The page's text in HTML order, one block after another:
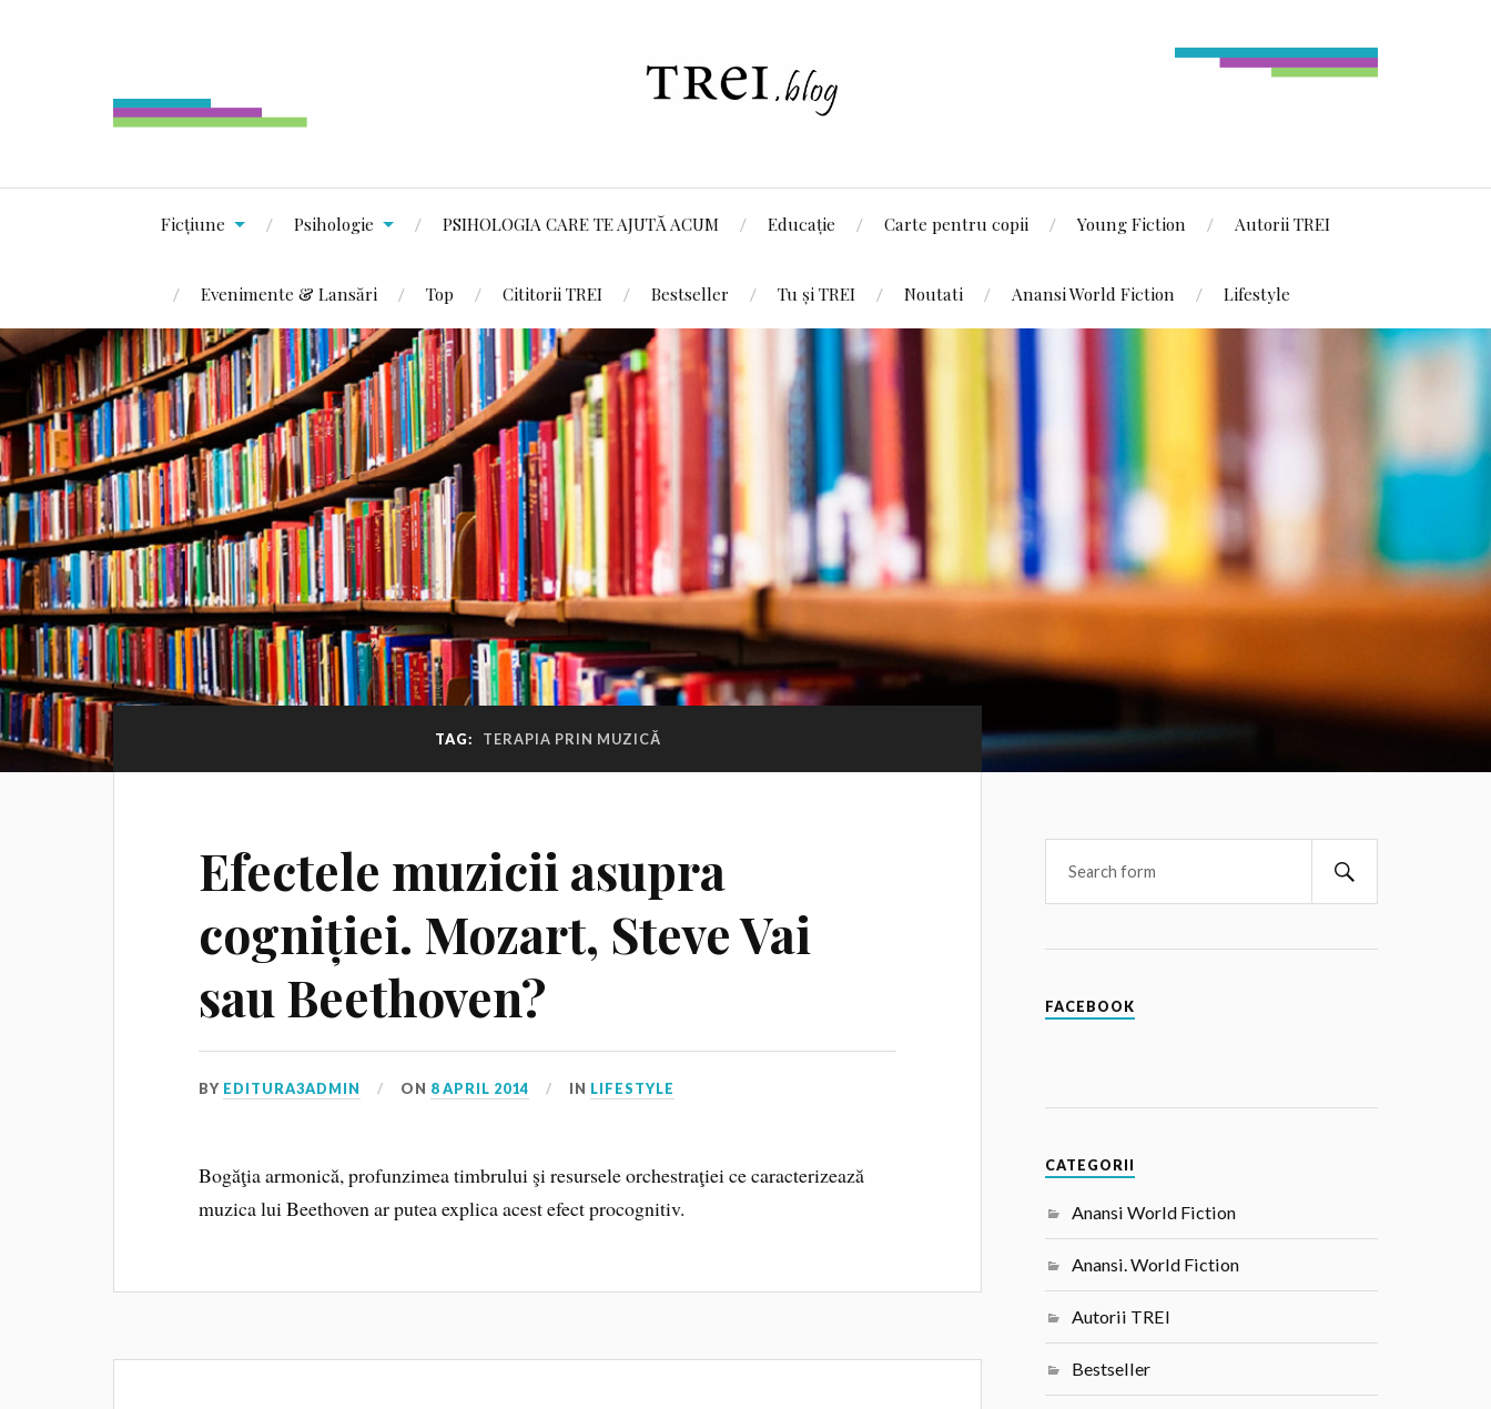
Ficțiune Psihologie PSIHOLOGIA CARE TE AJUTĂ ACUM Educație Carte pentru copii Young Fiction Autorii TREI
Evenimente & Lansări Top Cititorii TREI Bestseller Tu și TREI Noutati Anansi World Fiction Lifestyle
TAG: TERAPIA PRIN MUZICĂ
Efectele muzicii asupra
cogniției. Mozart, Steve Vai
sau Beethoven?
BY EDITURA3ADMIN ON 8 APRIL 2014 IN LIFESTYLE
Bogăţia armonică, profunzimea timbrului şi resursele orchestraţiei ce caracterizează
muzica lui Beethoven ar putea explica acest efect procognitiv.
FACEBOOK
CATEGORII
Anansi World Fiction
Anansi. World Fiction
Autorii TREI
Bestseller